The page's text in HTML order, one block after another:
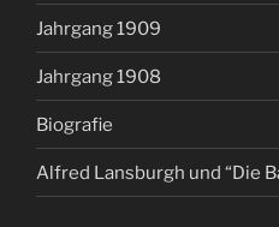
Jahrgang 1909
Jahrgang 1908
Biografie
Alfred Lansburgh und “Die